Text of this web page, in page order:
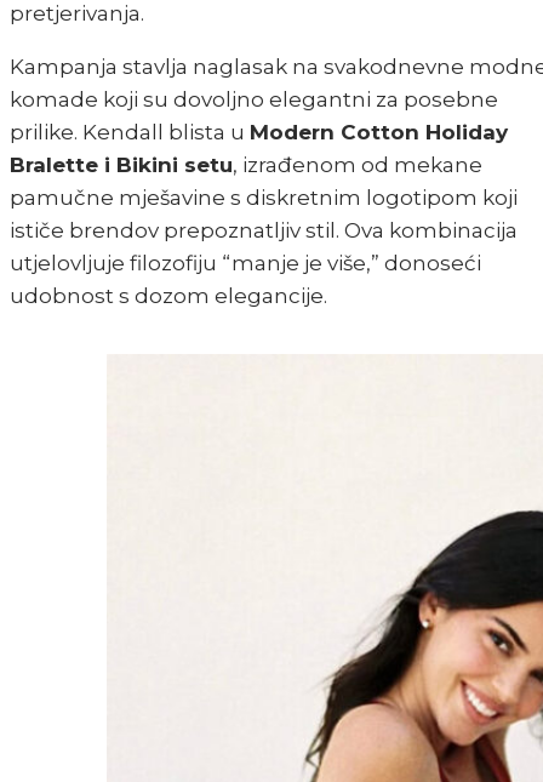
pretjerivanja.
Kampanja stavlja naglasak na svakodnevne
komade koji su dovoljno elegantni za posebne
prilike. Kendall blista u Modern Cotton Holiday
Bralette i Bikini setu, izrađenom od mekane
pamučne mješavine s diskretnim logotipom koji
ističe brendov prepoznatljiv stil. Ova kombinacija
utjelovljuje filozofiju “manje je više,” donoseći
udobnost s dozom elegancije.